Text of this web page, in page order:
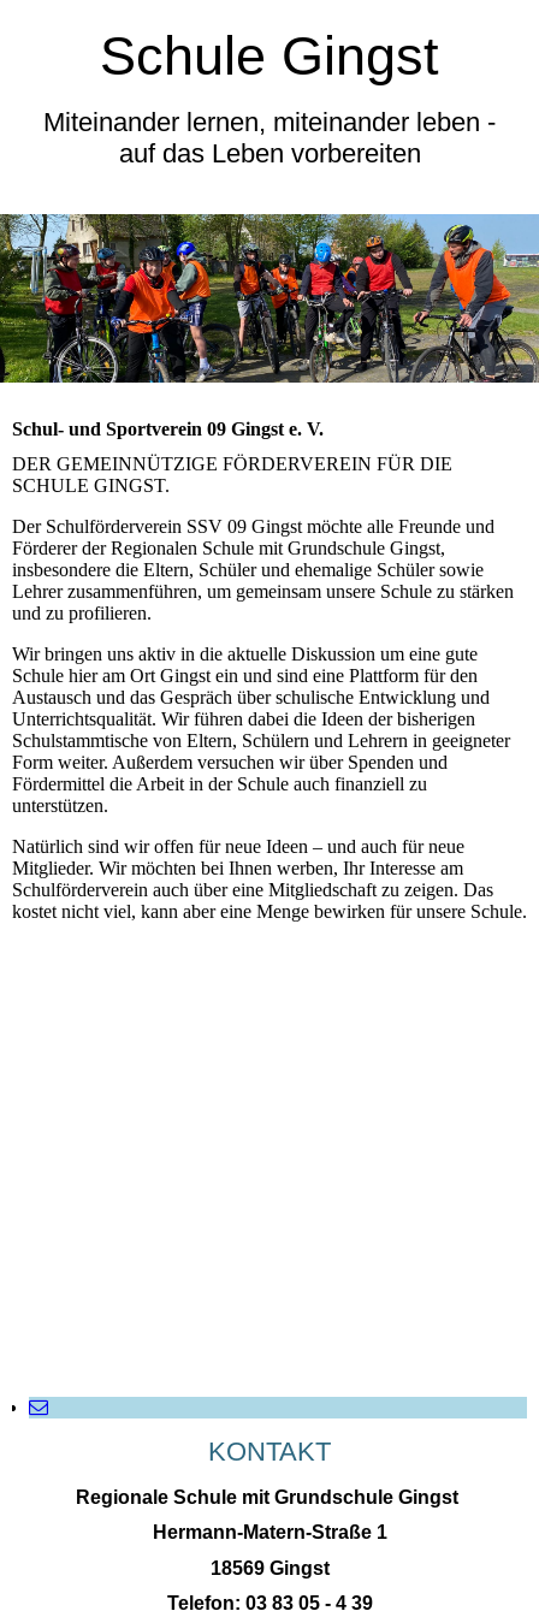
Schule Gingst
Miteinander lernen, miteinander leben -
auf das Leben vorbereiten
Schul- und Sportverein 09 Gingst e. V.
DER GEMEINNÜTZIGE FÖRDERVEREIN FÜR DIE
SCHULE GINGST.
Der Schulförderverein SSV 09 Gingst möchte alle Freunde und
Förderer der Regionalen Schule mit Grundschule Gingst,
insbesondere die Eltern, Schüler und ehemalige Schüler sowie
Lehrer zusammenführen, um gemeinsam unsere Schule zu stärken
und zu profilieren.
Wir bringen uns aktiv in die aktuelle Diskussion um eine gute
Schule hier am Ort Gingst ein und sind eine Plattform für den
Austausch und das Gespräch über schulische Entwicklung und
Unterrichtsqualität. Wir führen dabei die Ideen der bisherigen
Schulstammtische von Eltern, Schülern und Lehrern in geeigneter
Form weiter. Außerdem versuchen wir über Spenden und
Fördermittel die Arbeit in der Schule auch finanziell zu
unterstützen.
Natürlich sind wir offen für neue Ideen – und auch für neue
Mitglieder. Wir möchten bei Ihnen werben, Ihr Interesse am
Schulförderverein auch über eine Mitgliedschaft zu zeigen. Das
kostet nicht viel, kann aber eine Menge bewirken für unsere Schule.
KONTAKT
Regionale Schule mit Grundschule Gingst
Hermann-Matern-Straße 1
18569 Gingst
Telefon: 03 83 05 - 4 39